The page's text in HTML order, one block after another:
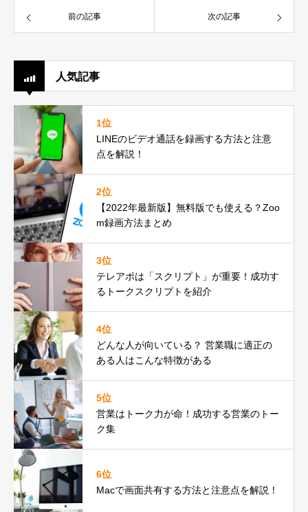
前の記事 次の記事
人気記事
1位
LINEのビデオ通話を録画する方法と注意
点を解説！
2位
【2022年最新版】無料版でも使える？Zoo
m録画方法まとめ
3位
テレアポは「スクリプト」が重要！成功す
るトークスクリプトを紹介
4位
どんな人が向いている？ 営業職に適正の
ある人はこんな特徴がある
5位
営業はトーク力が命！成功する営業のトー
ク集
6位
Macで画面共有する方法と注意点を解説！